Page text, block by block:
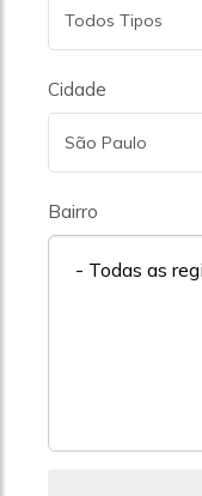
Todos Tipos
Cidade
São Paulo
Bairro
- Todas as